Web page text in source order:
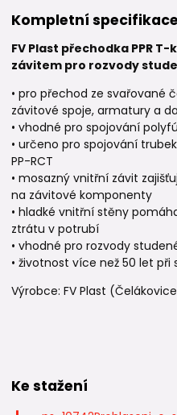
Kompletní specifikace
FV Plast přechodka PPR
závitem pro rozvody
• pro přechod ze svařované
závitové spoje, armatury a
• vhodné pro spojování
• určeno pro spojování
PP-RCT
• mosazný vnitřní závit
na závitové komponenty
• hladké vnitřní stěny
ztrátu v potrubí
• vhodné pro rozvody
• životnost více než 50 let
Výrobce: FV Plast
Ke stažení